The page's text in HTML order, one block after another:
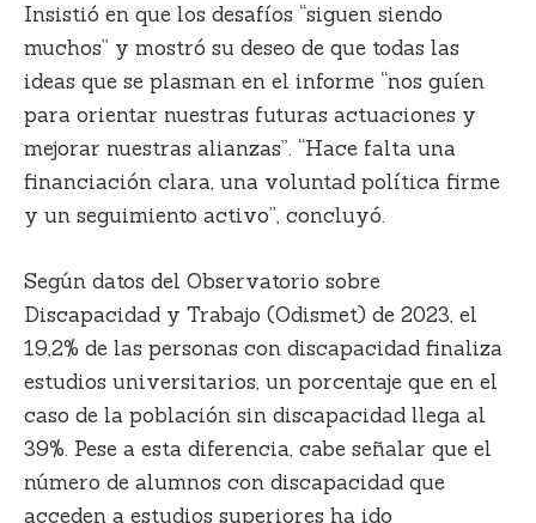
Insistió en que los desafíos “siguen siendo
muchos” y mostró su deseo de que todas las
ideas que se plasman en el informe “nos guíen
para orientar nuestras futuras actuaciones y
mejorar nuestras alianzas”. “Hace falta una
financiación clara, una voluntad política firme
y un seguimiento activo”, concluyó.
Según datos del Observatorio sobre
Discapacidad y Trabajo (Odismet) de 2023, el
19,2% de las personas con discapacidad finaliza
estudios universitarios, un porcentaje que en el
caso de la población sin discapacidad llega al
39%. Pese a esta diferencia, cabe señalar que el
número de alumnos con discapacidad que
acceden a estudios superiores ha ido